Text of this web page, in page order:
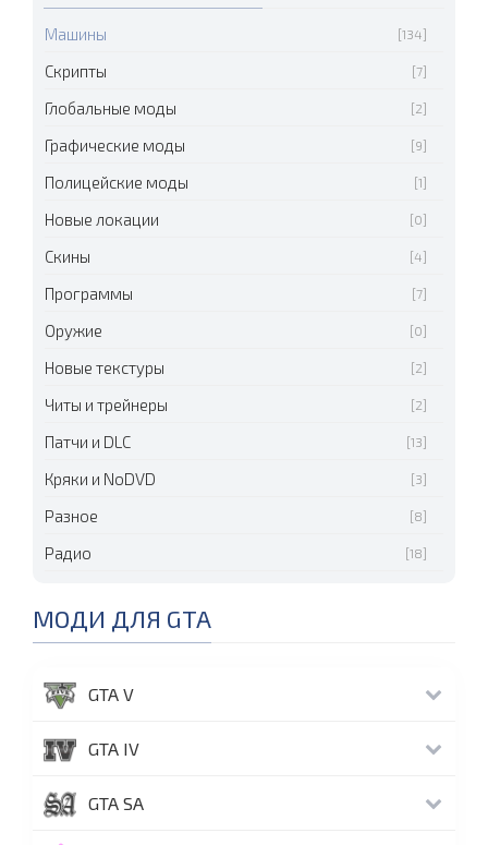
Машины [134]
Скрипты [7]
Глобальные моды [2]
Графические моды [9]
Полицейские моды [1]
Новые локации [0]
Скины [4]
Программы [7]
Оружие [0]
Новые текстуры [2]
Читы и трейнеры [2]
Патчи и DLC [13]
Кряки и NoDVD [3]
Разное [8]
Радио [18]
МОДИ ДЛЯ GTA
GTA V
GTA IV
GTA SA